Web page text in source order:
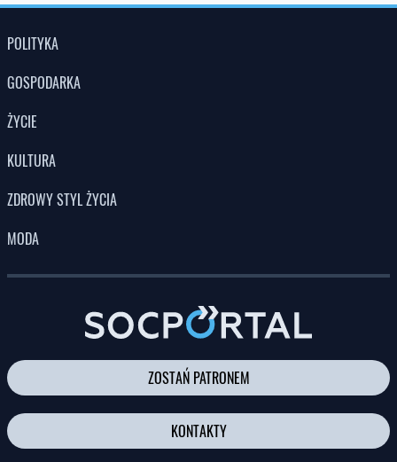
POLITYKA
GOSPODARKA
ŻYCIE
KULTURA
ZDROWY STYL ŻYCIA
MODA
ZOSTAŃ PATRONEM
KONTAKTY